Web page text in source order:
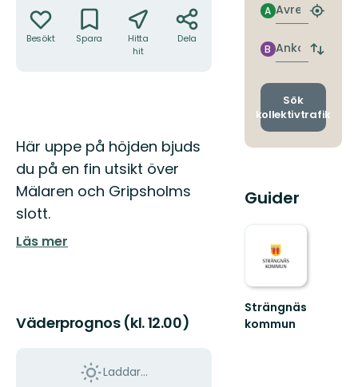
Besökt Spara
Hitta
hit
Dela
Beskrivning
Här uppe på höjden bjuds
du på en fin utsikt över
Mälaren och Gripsholms
slott.
Läs mer
Väderprognos (kl. 12.00)
Laddar...
Avresa
A
Hitta
Ankomst
B
Byt
och
Sök
kollektivtrafik
Guider
Strängnäs
kommun